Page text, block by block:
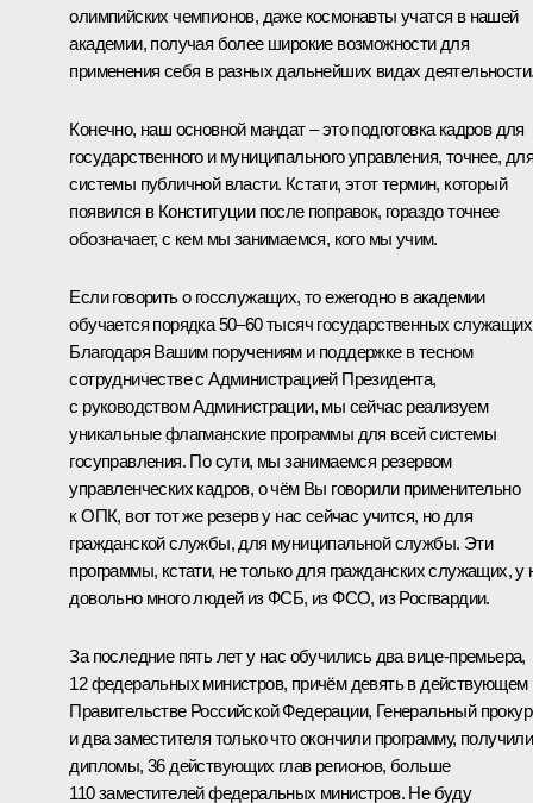
олимпийских чемпионов, даже космонавты учатся в нашей
академии, получая более широкие возможности для
применения себя в разных дальнейших видах
Конечно, наш основной мандат – это подготовка кадров для
государственного и муниципального управления, точнее,
системы публичной власти. Кстати, этот термин, который
появился в Конституции после поправок, гораздо точнее
обозначает, с кем мы занимаемся, кого мы учим.
Если говорить о госслужащих, то ежегодно в академии
обучается порядка 50–60 тысяч государственных
Благодаря Вашим поручениям и поддержке в тесном
сотрудничестве с Администрацией Президента,
с руководством Администрации, мы сейчас реализуем
уникальные флагманские программы для всей системы
госуправления. По сути, мы занимаемся резервом
управленческих кадров, о чём Вы говорили применительно
к ОПК, вот тот же резерв у нас сейчас учится, но для
гражданской службы, для муниципальной службы. Эти
программы, кстати, не только для гражданских служащих, у
довольно много людей из ФСБ, из ФСО, из Росгвардии.
За последние пять лет у нас обучились два вице‑премьера,
12 федеральных министров, причём девять в действующем
Правительстве Российской Федерации, Генеральный
и два заместителя только что окончили программу, получили
дипломы, 36 действующих глав регионов, больше
110 заместителей федеральных министров. Не буду